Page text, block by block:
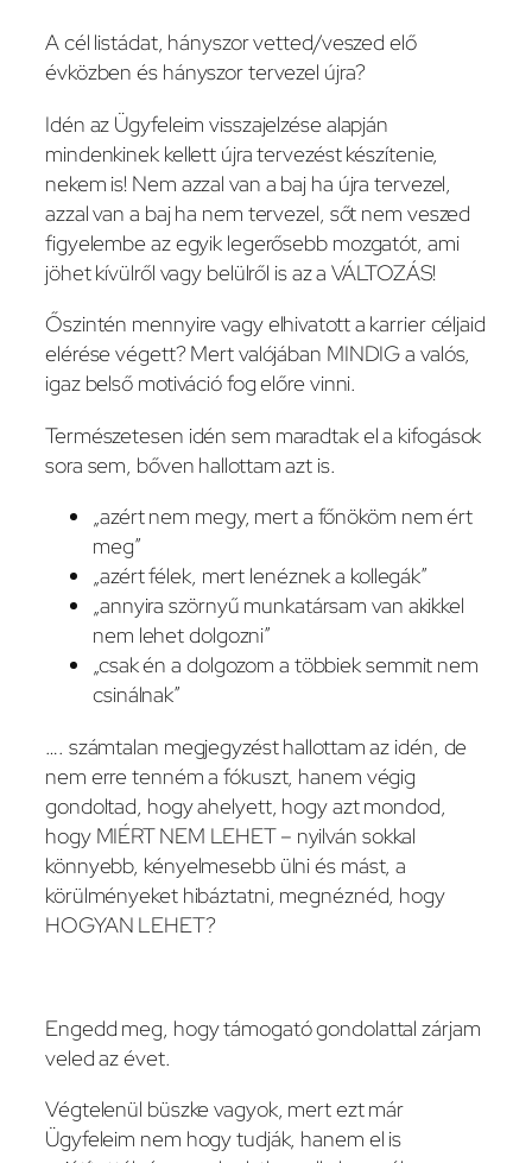
A cél listádat, hányszor vetted/veszed elő
évközben és hányszor tervezel újra?
Idén az Ügyfeleim visszajelzése alapján
mindenkinek kellett újra tervezést készítenie,
nekem is! Nem azzal van a baj ha újra tervezel,
azzal van a baj ha nem tervezel, sőt nem veszed
figyelembe az egyik legerősebb mozgatót, ami
jöhet kívülről vagy belülről is az a VÁLTOZÁS!
Őszintén mennyire vagy elhivatott a karrier céljaid
elérése végett? Mert valójában MINDIG a valós,
igaz belső motiváció fog előre vinni.
Természetesen idén sem maradtak el a kifogások
sora sem, bőven hallottam azt is.
„azért nem megy, mert a főnököm nem ért
meg”
„azért félek, mert lenéznek a kollegák”
„annyira szörnyű munkatársam van akikkel
nem lehet dolgozni”
„csak én a dolgozom a többiek semmit nem
csinálnak”
…. számtalan megjegyzést hallottam az idén, de
nem erre tenném a fókuszt, hanem végig
gondoltad, hogy ahelyett, hogy azt mondod,
hogy MIÉRT NEM LEHET – nyilván sokkal
könnyebb, kényelmesebb ülni és mást, a
körülményeket hibáztatni, megnéznéd, hogy
HOGYAN LEHET?
Engedd meg, hogy támogató gondolattal zárjam
veled az évet.
Végtelenül büszke vagyok, mert ezt már
Ügyfeleim nem hogy tudják, hanem el is